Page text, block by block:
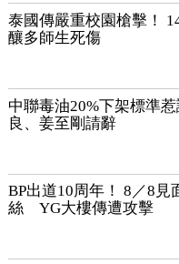
泰國傳嚴重校園槍擊！
釀多師生死傷
中聯毒油20%下架標準
良、姜至剛請辭
BP出道10周年！ 8／8見
絲 YG大樓傳遭攻擊